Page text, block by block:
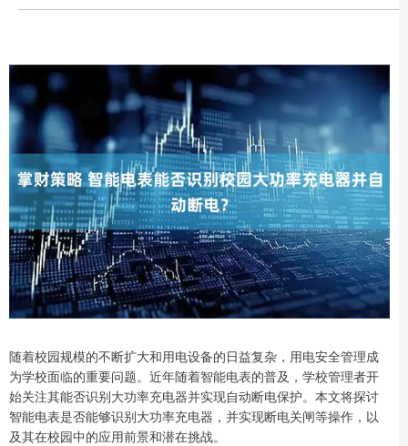
随着校园规模的不断扩大和用电设备的日益复杂，用电安全管理成
为学校面临的重要问题。近年随着智能电表的普及，学校管理者开
始关注其能否识别大功率充电器并实现自动断电保护。本文将探讨
智能电表是否能够识别大功率充电器，并实现断电关闸等操作，以
及其在校园中的应用前景和潜在挑战。